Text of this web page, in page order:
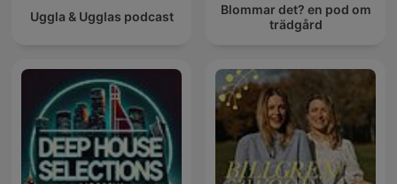
Uggla & Ugglas podcast
Blommar det? en pod om
trädgård